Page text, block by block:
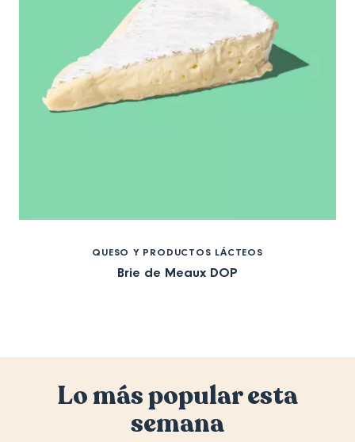
QUESO Y PRODUCTOS LÁCTEOS
Brie de Meaux DOP
Lo más popular esta
semana